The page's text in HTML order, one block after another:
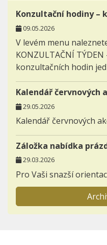
Konzultační hodiny –
09.05.2026
V levém menu
KONZULTAČNÍ
konzultačních hodin
Kalendář červnových
29.05.2026
Kalendář červnových
Záložka nabídka
29.03.2026
Pro Vaši snazší
zakládáme novou
PRÁZDNINOVÝCH